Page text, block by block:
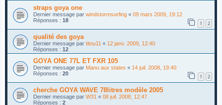
straps goya one
Dernier message par windstormsurfing « 09 mars 2009, 19:12
Réponses : 18 1 2
qualité des goya
Dernier message par titou11 « 12 janv. 2009, 12:40
Réponses : 12
GOYA ONE 77L ET FXR 105
Dernier message par Manu aux states « 14 juil. 2008, 19:40
Réponses : 20 1 2
cherche GOYA WAVE 78litres modèle 2005
Dernier message par W31 « 08 juil. 2008, 12:47
Réponses : 2